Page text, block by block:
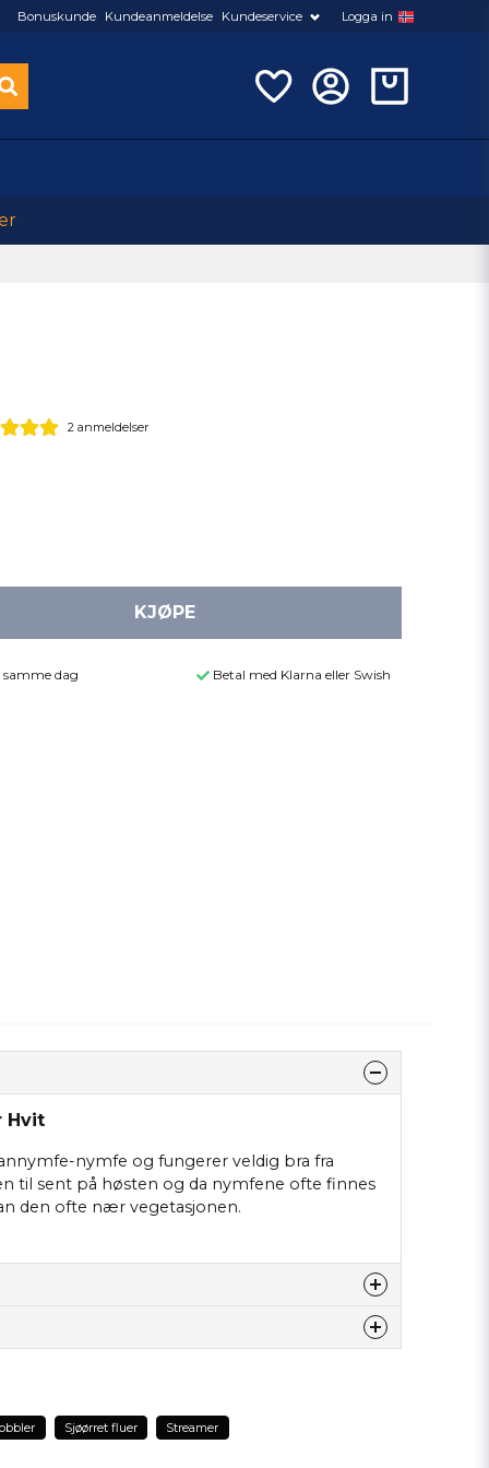
Bonuskunde Kundeanmeldelse Kundeservice Logga in
2 anmeldelser
KJØPE
samme dag Betal med Klarna eller Swish
Hvit
nymfe og fungerer veldig bra fra
til sent på høsten og da nymfene ofte finnes
den ofte nær vegetasjonen.
Sjøørret fluer Streamer